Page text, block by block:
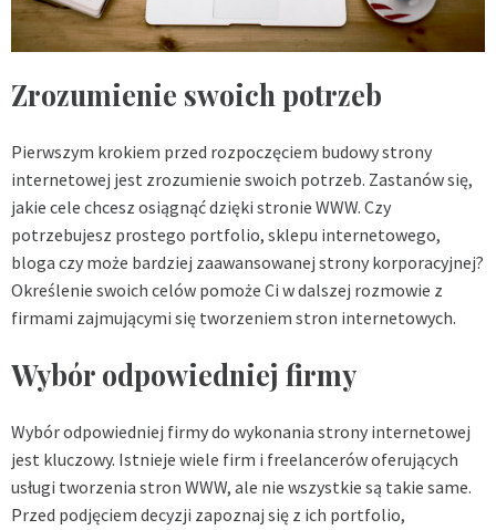
Zrozumienie swoich potrzeb
Pierwszym krokiem przed rozpoczęciem budowy strony
internetowej jest zrozumienie swoich potrzeb. Zastanów się,
jakie cele chcesz osiągnąć dzięki stronie WWW. Czy
potrzebujesz prostego portfolio, sklepu internetowego,
bloga czy może bardziej zaawansowanej strony korporacyjnej?
Określenie swoich celów pomoże Ci w dalszej rozmowie z
firmami zajmującymi się tworzeniem stron internetowych.
Wybór odpowiedniej firmy
Wybór odpowiedniej firmy do wykonania strony internetowej
jest kluczowy. Istnieje wiele firm i freelancerów oferujących
usługi tworzenia stron WWW, ale nie wszystkie są takie same.
Przed podjęciem decyzji zapoznaj się z ich portfolio,